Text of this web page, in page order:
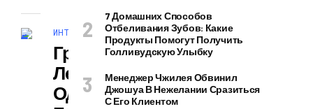
ИНТЕРЕСНОЕ И ПОЗНАВАТЕЛЬНОЕ
Греция
Легализовала
Однополые
7 Домашних Способов
Отбеливания Зубов: Какие
Продукты Помогут Получить
Голливудскую Улыбку
Менеджер Чжилея Обвинил
Джошуа В Нежелании Сразиться
С Его Клиентом